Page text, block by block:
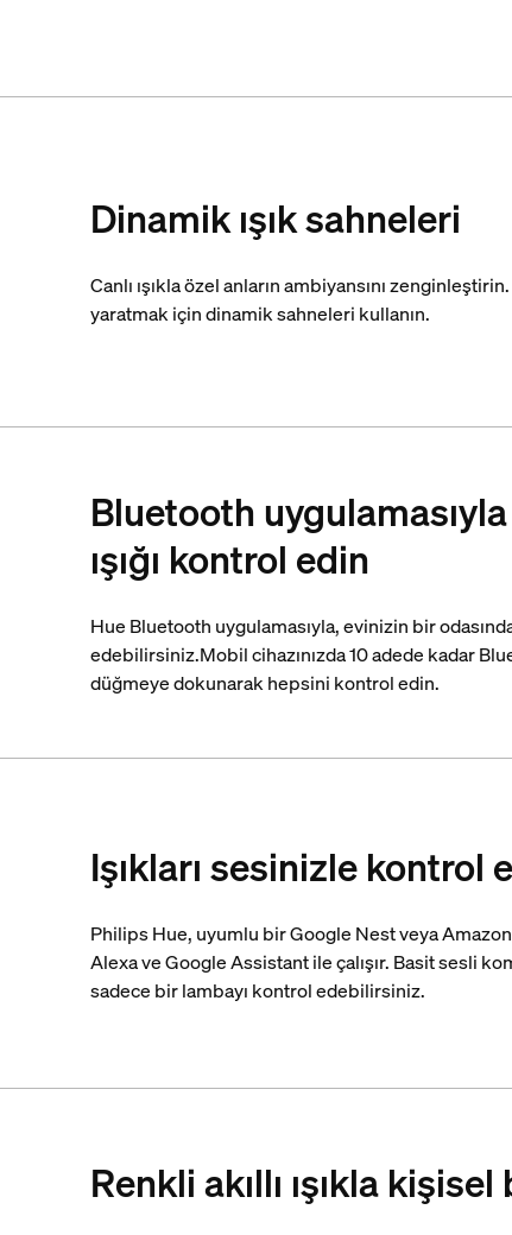
Dinamik ışık sahneleri
Canlı ışıkla özel anların ambiyansını
yaratmak için dinamik sahneleri kullanın.
Bluetooth
ışığı kontrol edin
Hue Bluetooth uygulamasıyla, evinizin bir
edebilirsiniz.Mobil cihazınızda 10 adede kadar
düğmeye dokunarak hepsini kontrol edin.
Işıkları sesinizle kontrol
Philips Hue, uyumlu bir Google Nest veya
Alexa ve Google Assistant ile çalışır. Basit sesli
sadece bir lambayı kontrol edebilirsiniz.
Renkli akıllı ışıkla